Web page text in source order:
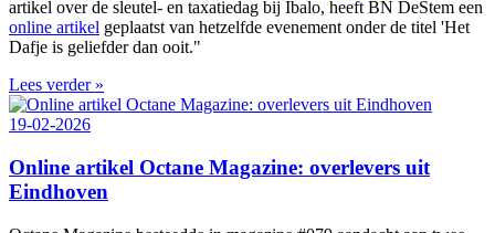
artikel over de sleutel- en taxatiedag bij Ibalo, heeft BN DeStem een
online artikel geplaatst van hetzelfde evenement onder de titel 'Het
Dafje is geliefder dan ooit."
Lees verder »
19-02-2026
Online artikel Octane Magazine: overlevers uit
Eindhoven